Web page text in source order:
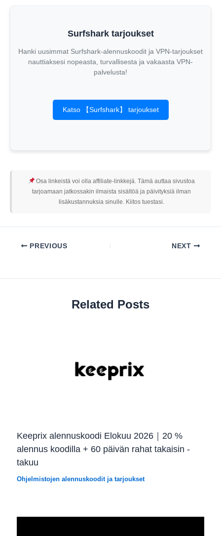
Surfshark tarjoukset
Hanki uusimmat Surfshark-alennuskoodit ja VPN-tarjoukset
nauttiaksesi nopeasta, turvallisesta ja vakaasta VPN-
palvelusta!
Katso 【Surfshark】 tarjoukset
Osa linkeistä voi olla affiliate-linkkejä. Tämä auttaa sivustoa
tarjoamaan jatkossakin ilmaista sisältöä ja päivityksiä ilman
lisäkustannuksia sinulle. Kiitos tuestasi.
PREVIOUS NEXT
Related Posts
Keeprix alennuskoodi Elokuu 2026｜20 %
alennus koodilla + 60 päivän rahat takaisin -
takuu
Ohjelmistojen alennuskoodit ja tarjoukset